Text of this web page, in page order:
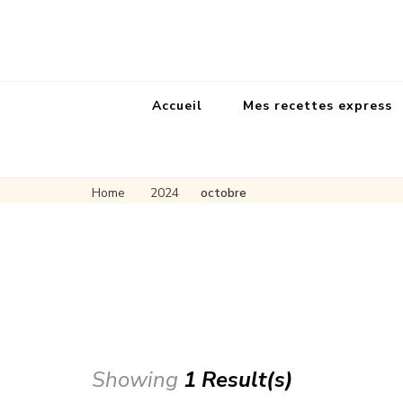
Accueil Mes recettes express
Home 2024 octobre
Showing 1 Result(s)